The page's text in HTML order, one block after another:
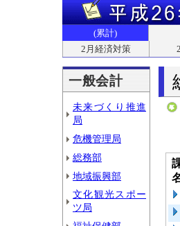
(累計)
2月経済対策
一般会計
未来づくり推進
局
危機管理局
総務部
地域振興部
文化観光スポー
ツ局